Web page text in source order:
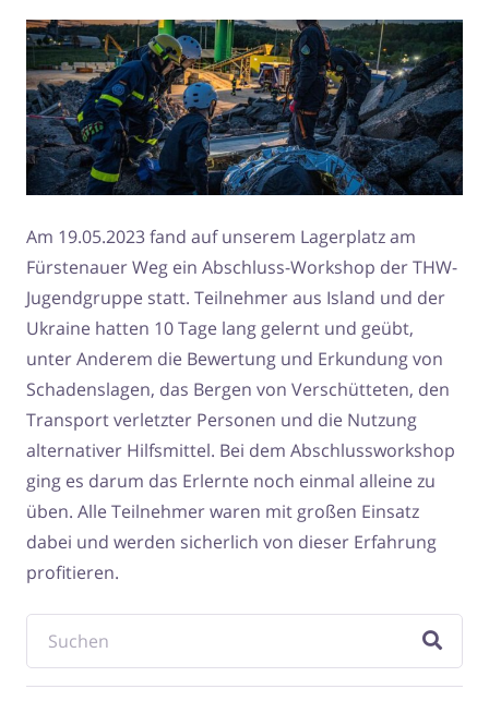
Am 19.05.2023 fand auf unserem Lagerplatz am
Fürstenauer Weg ein Abschluss-Workshop der THW-
Jugendgruppe statt. Teilnehmer aus Island und der
Ukraine hatten 10 Tage lang gelernt und geübt,
unter Anderem die Bewertung und Erkundung von
Schadenslagen, das Bergen von Verschütteten, den
Transport verletzter Personen und die Nutzung
alternativer Hilfsmittel. Bei dem Abschlussworkshop
ging es darum das Erlernte noch einmal alleine zu
üben. Alle Teilnehmer waren mit großen Einsatz
dabei und werden sicherlich von dieser Erfahrung
profitieren.